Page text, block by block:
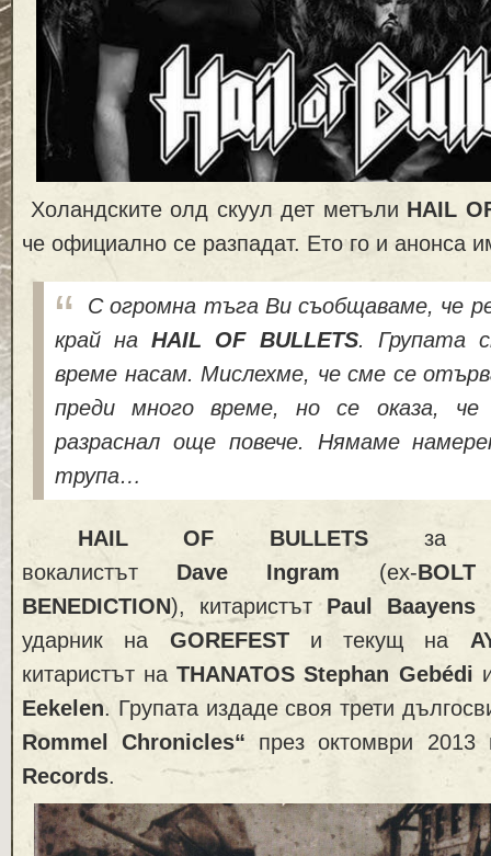
Холандските олд скуул дет метъли HAIL
че официално се разпадат. Ето го и анонса
С огромна тъга Ви съобщаваме, че
край наHAIL OF BULLETS. Групата
време насам. Мислехме, че сме се
преди много време, но се оказа,
разраснал още повече. Нямаме
трупа…
HAIL OF BULLETS за
вокалистът Dave Ingram (ex-
BENEDICTION), китаристът Paul Baayens
ударник на GOREFESTи текущ на
китаристът наTHANATOS Stephan Gebédi
Eekelen. Групата издаде своя трети
Rommel Chronicles“ през октомври
Records.